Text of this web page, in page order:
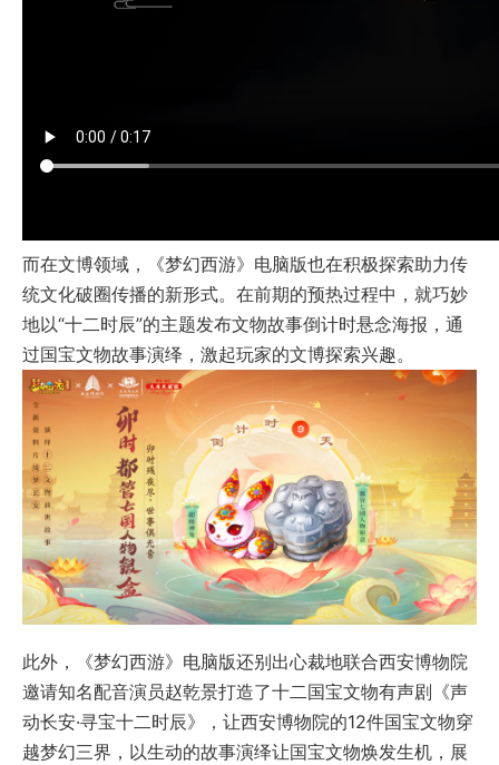
而在文博领域，《梦幻西游》电脑版也在积极探索助力传
统文化破圈传播的新形式。在前期的预热过程中，就巧妙
地以“十二时辰”的主题发布文物故事倒计时悬念海报，通
过国宝文物故事演绎，激起玩家的文博探索兴趣。
此外，《梦幻西游》电脑版还别出心裁地联合西安博物院
邀请知名配音演员赵乾景打造了十二国宝文物有声剧《声
动长安·寻宝十二时辰》，让西安博物院的12件国宝文物穿
越梦幻三界，以生动的故事演绎让国宝文物焕发生机，展